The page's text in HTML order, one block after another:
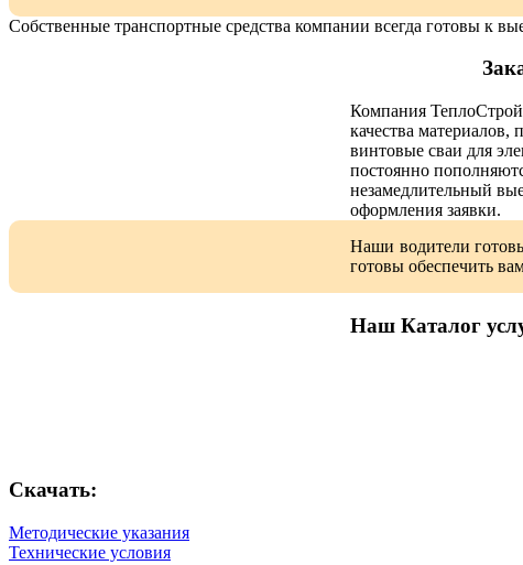
Собственные транспортные средства компании всегда готовы к
Компания
качества
винтовые сваи для
постоянно
незамедлительный
оформления заявки.
Наши водители
готовы обеспечить
Наш Каталог
Скачать:
Методические указания
Технические условия